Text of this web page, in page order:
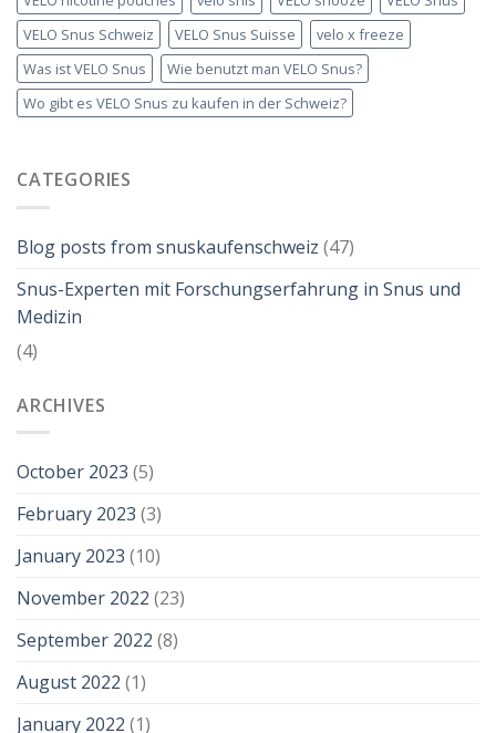
VELO Snus Schweiz
VELO Snus Suisse
velo x freeze
Was ist VELO Snus
Wie benutzt man VELO Snus?
Wo gibt es VELO Snus zu kaufen in der Schweiz?
CATEGORIES
Blog posts from snuskaufenschweiz (47)
Snus-Experten mit Forschungserfahrung in Snus und
Medizin
(4)
ARCHIVES
October 2023 (5)
February 2023 (3)
January 2023 (10)
November 2022 (23)
September 2022 (8)
August 2022 (1)
January 2022 (1)